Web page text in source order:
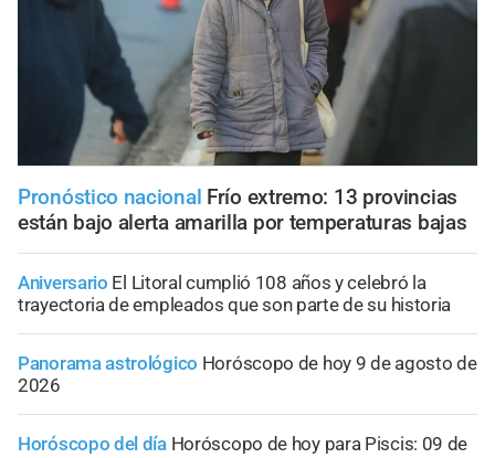
Pronóstico nacional Frío extremo: 13 provincias
están bajo alerta amarilla por temperaturas bajas
Aniversario El Litoral cumplió 108 años y celebró la
trayectoria de empleados que son parte de su historia
Panorama astrológico Horóscopo de hoy 9 de agosto de
2026
Horóscopo del día Horóscopo de hoy para Piscis: 09 de